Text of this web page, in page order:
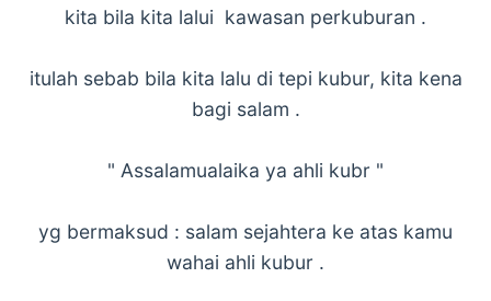
kita bila kita lalui kawasan perkuburan .
itulah sebab bila kita lalu di tepi kubur, kita kena
bagi salam .
" Assalamualaika ya ahli kubr "
yg bermaksud : salam sejahtera ke atas kamu
wahai ahli kubur .